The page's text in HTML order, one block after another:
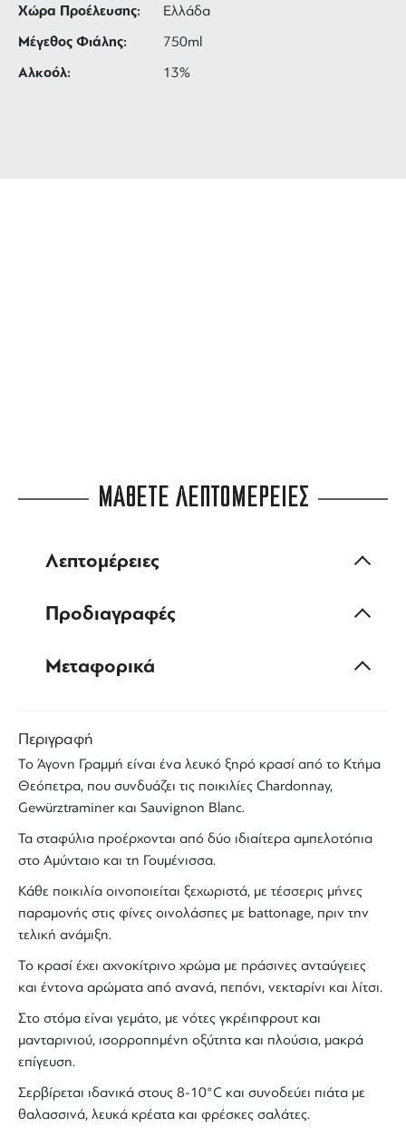
Χώρα Προέλευσης: Ελλάδα
Μέγεθος Φιάλης: 750ml
Αλκοόλ: 13%
ΜΑΘΕΤΕ ΛΕΠΤΟΜΕΡΕΙΕΣ
Λεπτομέρειες
Προδιαγραφές
Μεταφορικά
Περιγραφή
Το Άγονη Γραμμή είναι ένα λευκό ξηρό κρασί από το Κτήμα
Θεόπετρα, που συνδυάζει τις ποικιλίες Chardonnay,
Gewürztraminerκαι Sauvignon Blanc.
Τα σταφύλια προέρχονται από δύο ιδιαίτερα αμπελοτόπια
στο Αμύνταιο και τη Γουμένισσα.
Κάθε ποικιλία οινοποιείται ξεχωριστά, με τέσσερις μήνες
παραμονής στις φίνες οινολάσπες με battonage, πριν την
τελική ανάμιξη.
Το κρασί έχει αχνοκίτρινο χρώμα με πράσινες ανταύγειες
και έντονα αρώματα από ανανά, πεπόνι, νεκταρίνι και λίτσι.
Στο στόμα είναι γεμάτο, με νότες γκρέιπφρουτ και
μανταρινιού, ισορροπημένη οξύτητα και πλούσια, μακρά
επίγευση.
Σερβίρεται ιδανικά στους 8-10°C και συνοδεύει πιάτα με
θαλασσινά, λευκά κρέατα και φρέσκες σαλάτες.